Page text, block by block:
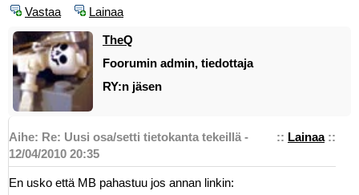
Vastaa Lainaa
TheQ
Foorumin admin, tiedottaja
RY:n jäsen
:: Lainaa::
Aihe: Re: Uusi osa/setti tietokanta tekeillä -
12/04/2010 20:35
En usko että MB pahastuu jos annan linkin: